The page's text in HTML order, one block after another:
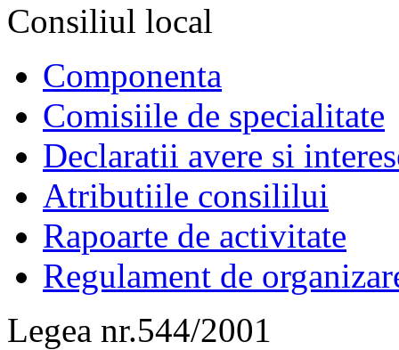
Consiliul local
Componenta
Comisiile de specialitate
Declaratii avere si
Atributiile consililui
Rapoarte de activitate
Regulament de
Legea nr.544/2001